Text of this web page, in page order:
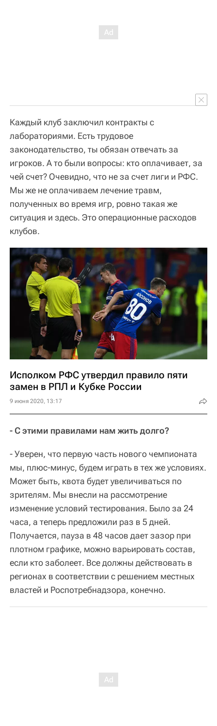
Каждый клуб заключил контракты с
лабораториями. Есть трудовое
законодательство, ты обязан отвечать за
игроков. А то были вопросы: кто оплачивает, за
чей счет? Очевидно, что не за счет лиги и РФС.
Мы же не оплачиваем лечение травм,
полученных во время игр, ровно такая же
ситуация и здесь. Это операционные расходов
клубов.
Исполком РФС утвердил правило пяти
замен в РПЛ и Кубке России
9 июня 2020, 13:17
- С этими правилами нам жить долго?
- Уверен, что первую часть нового чемпионата
мы, плюс-минус, будем играть в тех же условиях.
Может быть, квота будет увеличиваться по
зрителям. Мы внесли на рассмотрение
изменение условий тестирования. Было за 24
часа, а теперь предложили раз в 5 дней.
Получается, пауза в 48 часов дает зазор при
плотном графике, можно варьировать состав,
если кто заболеет. Все должны действовать в
регионах в соответствии с решением местных
властей и Роспотребнадзора, конечно.